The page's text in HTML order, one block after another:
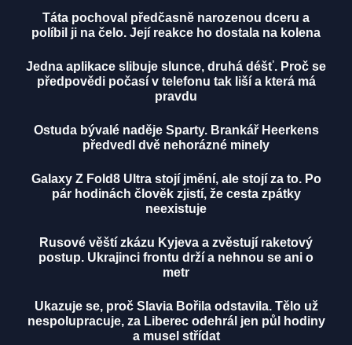
Táta pochoval předčasně narozenou dceru a
políbil ji na čelo. Její reakce ho dostala na kolena
Jedna aplikace slibuje slunce, druhá déšť. Proč se
předpovědi počasí v telefonu tak liší a která má
pravdu
Ostuda bývalé naděje Sparty. Brankář Heerkens
předvedl dvě nehorázné minely
Galaxy Z Fold8 Ultra stojí jmění, ale stojí za to. Po
pár hodinách člověk zjistí, že cesta zpátky
neexistuje
Rusové věští zkázu Kyjeva a zvěstují raketový
postup. Ukrajinci frontu drží a nehnou se ani o
metr
Ukazuje se, proč Slavia Bořila odstavila. Tělo už
nespolupracuje, za Liberec odehrál jen půl hodiny
a musel střídat